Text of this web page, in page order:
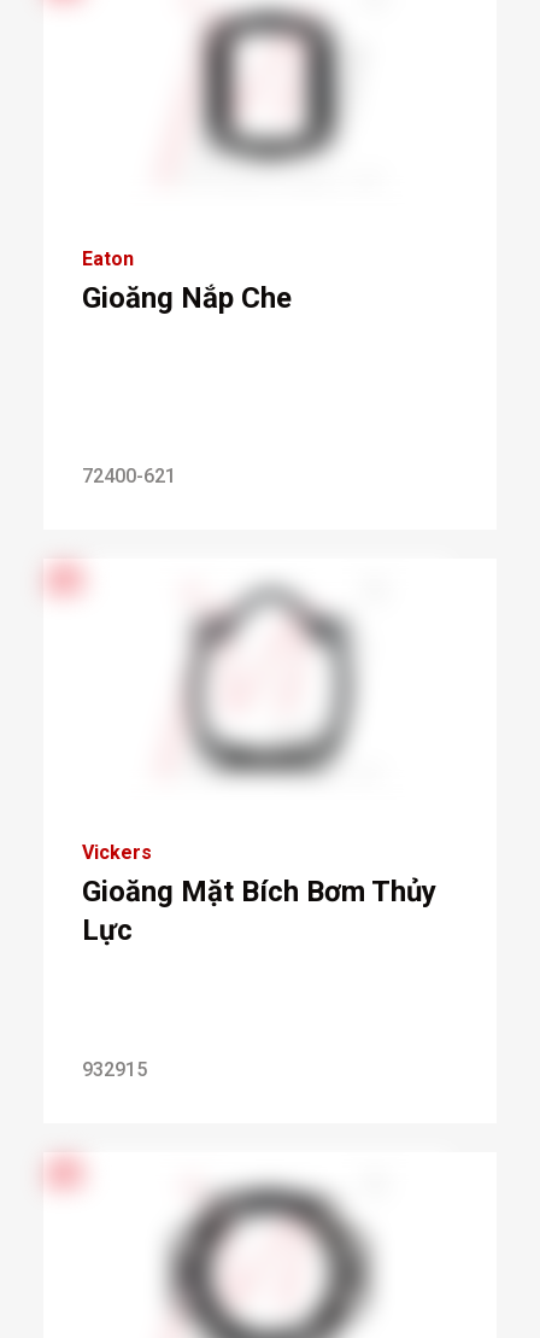
Eaton
Gioăng Nắp Che
72400-621
Vickers
Gioăng Mặt Bích Bơm Thủy
Lực
932915